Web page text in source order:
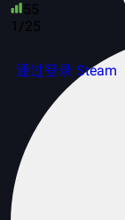
通过登录 Steam
55
1/25